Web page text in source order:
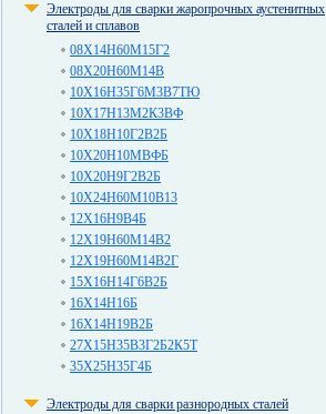
Электроды для сварки жаропрочных аустенитных
сталей и сплавов
08Х14Н60М15Г2
08Х20Н60М14В
10Х16Н35Г6М3В7ТЮ
10Х17Н13М2К3ВФ
10Х18Н10Г2В2Б
10Х20Н10МВФБ
10Х20Н9Г2В2Б
10Х24Н60М10В13
12Х16Н9В4Б
12Х19Н60М14В2
12Х19Н60М14В2Г
15Х16Н14Г6В2Б
16Х14Н16Б
16Х14Н19В2Б
27Х15Н35В3Г2Б2К5Т
35Х25Н35Г4Б
Электроды для сварки разнородных сталей